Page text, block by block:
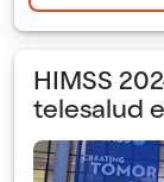
HIMSS
telesalud